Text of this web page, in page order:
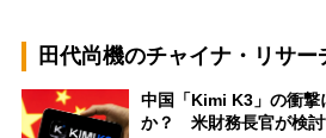
田代尚機のチャイナ・リサー
中国「Kimi K3」の衝撃
か？ 米財務長官が検討